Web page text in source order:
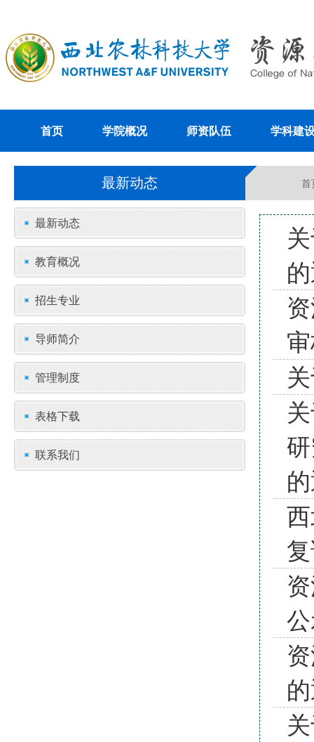
首页 学院概况 师资队伍 学科建
最新动态 首
最新动态
教育概况
招生专业
导师简介
管理制度
表格下载
联系我们